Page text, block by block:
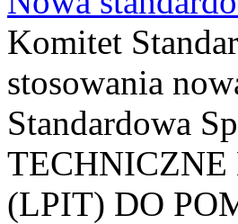
Komitet
stosowania
Standardowa
(LPIT) DO